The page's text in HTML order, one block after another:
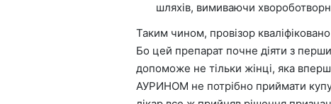
шляхів, вимиваючи
Таким чином, провізор
Бо цей препарат почне діяти з
допоможе не тільки жінці, яка
АУРИНОМ не потрібно приймати купу